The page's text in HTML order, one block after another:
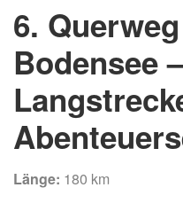
6.
Bodensee –
Länge: 180 km